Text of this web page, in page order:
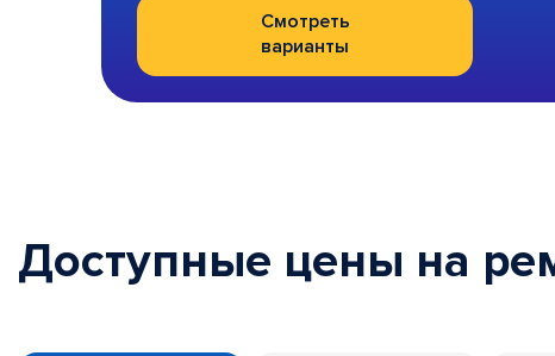
Смотреть
варианты
Доступные цены на